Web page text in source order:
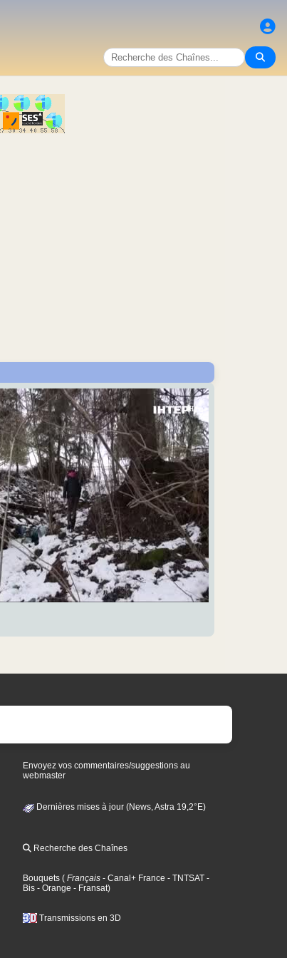
Envoyez vos commentaires/suggestions au
webmaster
Dernières mises à jour (News, Astra 19,2°E)
Recherche des Chaînes
Bouquets ( Français - Canal+ France - TNTSAT -
Bis - Orange - Fransat)
Transmissions en 3D